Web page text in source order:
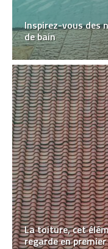
Inspirez-vous des
de bain
La toiture, cet
regarde en premier